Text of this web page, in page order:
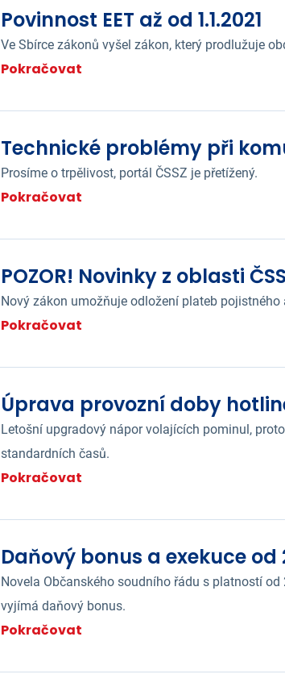
Povinnost EET až od 1.1.2021
Ve Sbírce zákonů vyšel zákon, který prodlužuje
Pokračovat
Technické problémy při
Prosíme o trpělivost, portál ČSSZ je přetížený.
Pokračovat
POZOR! Novinky z oblasti
Nový zákon umožňuje odložení plateb pojistného
Pokračovat
Úprava provozní doby
Letošní upgradový nápor volajících pominul,
standardních časů.
Pokračovat
Daňový bonus a exekuce od
Novela Občanského soudního řádu s platností
vyjímá daňový bonus.
Pokračovat